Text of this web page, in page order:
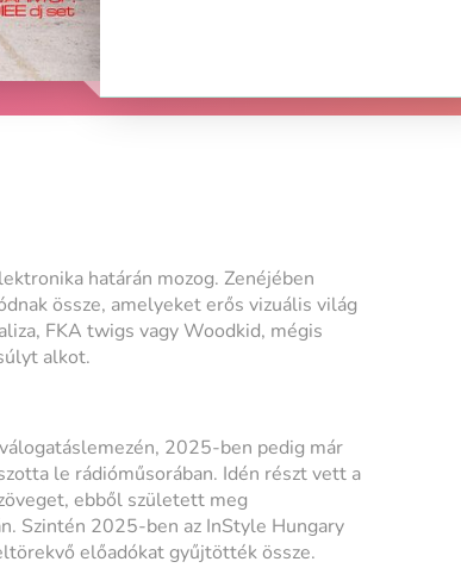
határán mozog. Zenéjében
össze, amelyeket erős vizuális világ
FKA twigs vagy Woodkid, mégis
alkot.
2025-ben pedig már
le rádióműsorában. Idén részt vett a
ebből született meg
Szintén 2025-ben az InStyle Hungary
előadókat gyűjtötték össze.